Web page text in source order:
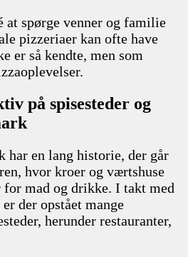
at spørge venner og familie
pizzeriaer kan ofte have
er så kendte, men som
på spisesteder og
har en lang historie, der går
hvor kroer og værtshuse
mad og drikke. I takt med
der opstået mange
herunder restauranter,